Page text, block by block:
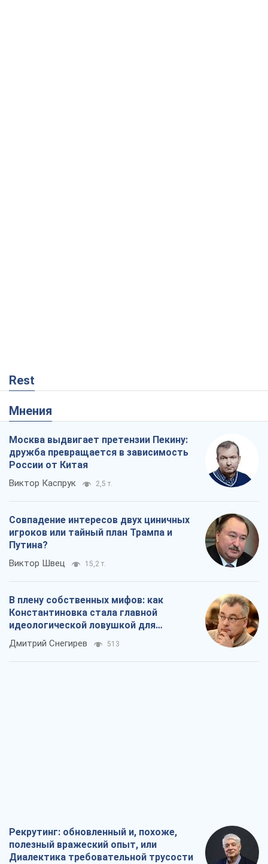
Rest
Мнения
Москва выдвигает претензии Пекину:
дружба превращается в зависимость
России от Китая
Виктор Каспрук 2,5 т.
Совпадение интересов двух циничных
игроков или тайный план Трампа и
Путина?
Виктор Швец 15,2 т.
В плену собственных мифов: как
Константиновка стала главной
идеологической ловушкой для
российских оккупантов
Дмитрий Снегирев 513
Рекрутинг: обновленный и, похоже,
полезный вражеский опыт, или
Диалектика требовательной трусости